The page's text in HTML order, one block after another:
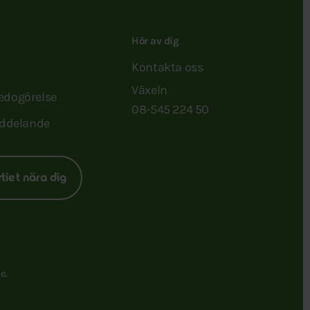
nära dig
Hör av dig
Kontakta oss
Växeln
08-545 224 50